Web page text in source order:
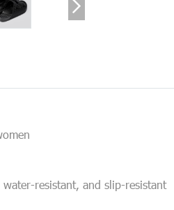
resistant, and slip-resistant